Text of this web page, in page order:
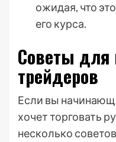
ожидая, что
его курса.
Советы
трейдеров
Если вы
хочет торговать
несколько